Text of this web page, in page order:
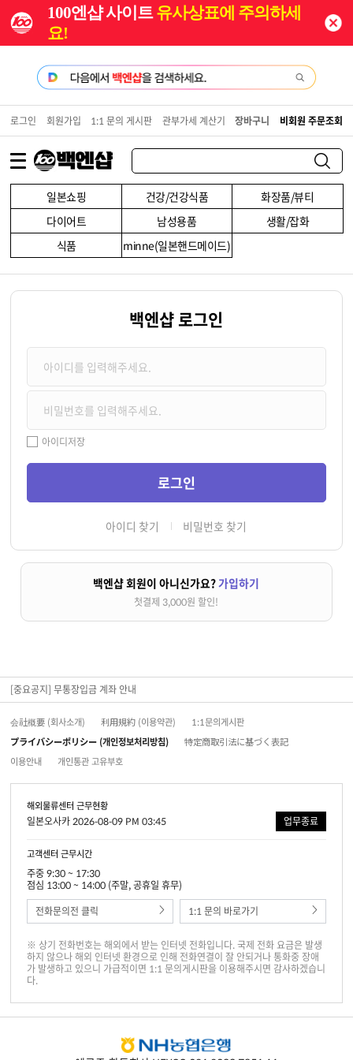
100엔샵 사이트유사상표에 주의하세
요!
일본쇼핑 건강/건강식품
화장품/뷰티
다이어트
남성용품
생활/잡화
식품
minne(일본핸드메이드)
로그인 회원가입 1:1 문의 게시판 관부가세 계산기 장바구니 비회원 주문조회
백엔샵 로그인
아이디저장
아이디 찾기 비밀번호 찾기
백엔샵 회원이 아니신가요?가입하기
첫결제 3,000원 할인!
[중요공지] 무통장입금 계좌 안내
会社概要 (회사소개) 利用規約 (이용약관)
1:1문의게시판
プライバシーポリシー (개인정보처리방침)
特定商取引法に基づく表記
이용안내
개인통관 고유부호
해외물류센터 근무현황
일본오사카 2026-08-09 PM 03:45 업무종료
고객센터 근무시간
주중 9:30 ~ 17:30
점심 13:00 ~ 14:00 (주말, 공휴일 휴무)
전화문의전 클릭
1:1 문의 바로가기
※ 상기 전화번호는 해외에서 받는 인터넷 전화입니다. 국제 전화 요금은 발생
하지 않으나 해외 인터넷 환경으로 인해 전화연결이 잘 안되거나 통화중 장애
가 발생하고 있으니 가급적이면 1:1 문의게시판을 이용해주시면 감사하겠습니
다.